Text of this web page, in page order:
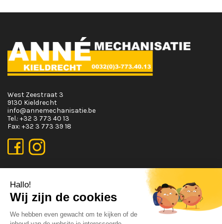
OPENINGSUREN
Maandag T.E.M. Vrijdag :
West Zeestraat 3
9130 Kieldrecht
info@annemechanisatie.be
Tel.: +32 3 773 40 13
Fax: +32 3 773 39 18